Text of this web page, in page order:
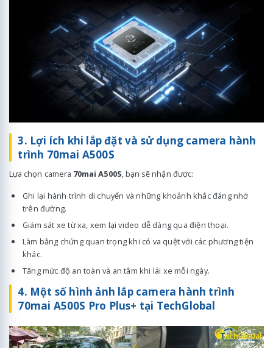
3. Lợi ích khi lắp đặt và sử dụng camera hành
trình 70mai A500S
Lựa chọn camera 70mai A500S, bạn sẽ nhận được:
Ghi lại hành trình di chuyển và những khoảnh khắc đáng nhớ
trên đường.
Giám sát xe từ xa, xem lại video dễ dàng qua điện thoại.
Làm bằng chứng quan trọng khi có va quệt với các phương tiện
khác.
Tăng mức độ an toàn và an tâm khi lái xe mỗi ngày.
4. Một số hình ảnh lắp camera hành trình
70mai A500S Pro Plus+ tại TechGlobal